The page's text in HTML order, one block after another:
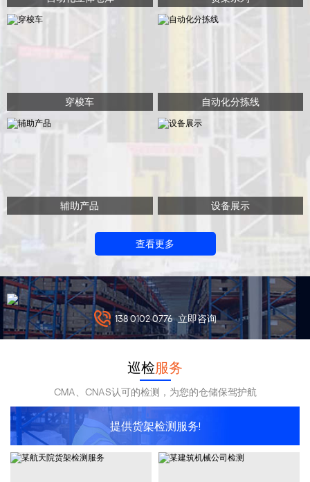
穿梭车 自动化分拣线
辅助产品 设备展示
查看更多
138 0102 0776 立即咨询
巡检服务
CMA、CNAS认可的检测，为您的仓储保驾护航
提供货架检测服务!